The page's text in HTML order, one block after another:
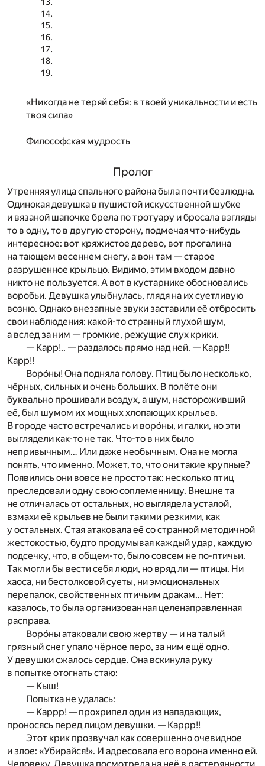
«Никогда не теряй себя: в твоей уникальности и есть
твоя сила»
Философская мудрость
Пролог
Утренняя улица спального района была почти безлюдна.
Одинокая девушка в пушистой искусственной шубке
и вязаной шапочке брела по тротуару и бросала взгляды
то в одну, то в другую сторону, подмечая что-нибудь
интересное: вот кряжистое дерево, вот прогалина
на тающем весеннем снегу, а вон там — старое
разрушенное крыльцо. Видимо, этим входом давно
никто не пользуется. А вот в кустарнике обосновались
воробьи. Девушка улыбнулась, глядя на их суетливую
возню. Однако внезапные звуки заставили её отбросить
свои наблюдения: какой-то странный глухой шум,
а вслед за ним — громкие, режущие слух крики.
— Карр!.. — раздалось прямо над ней. — Карр!!
Карр!!
Воро́ны! Она подняла голову. Птиц было несколько,
чёрных, сильных и очень больших. В полёте они
буквально прошивали воздух, а шум, настороживший
её, был шумом их мощных хлопающих крыльев.
В городе часто встречались и воро́ны, и галки, но эти
выглядели как-то не так. Что-то в них было
непривычным… Или даже необычным. Она не могла
понять, что именно. Может, то, что они такие крупные?
Появились они вовсе не просто так: несколько птиц
преследовали одну свою соплеменницу. Внешне та
не отличалась от остальных, но выглядела усталой,
взмахи её крыльев не были такими резкими, как
у остальных. Стая атаковала её со странной методичной
жестокостью, будто продумывая каждый удар, каждую
подсечку, что, в общем-то, было совсем не по-птичьи.
Так могли бы вести себя люди, но вряд ли — птицы. Ни
хаоса, ни бестолковой суеты, ни эмоциональных
перепалок, свойственных птичьим дракам… Нет:
казалось, то была организованная целенаправленная
расправа.
Воро́ны атаковали свою жертву — и на талый
грязный снег упало чёрное перо, за ним ещё одно.
У девушки сжалось сердце. Она вскинула руку
в попытке отогнать стаю:
— Кыш!
Попытка не удалась:
— Каррр! — прохрипел один из нападающих,
проносясь перед лицом девушки. — Каррр!!
Этот крик прозвучал как совершенно очевидное
и злое: «Убирайся!». И адресовала его ворона именно ей.